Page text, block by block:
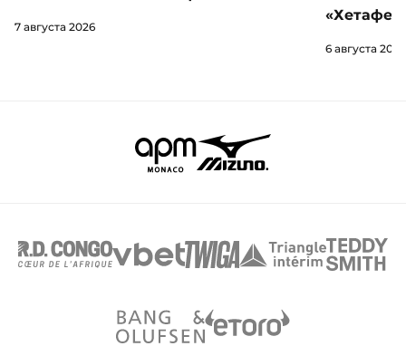
7 августа 2026
«Хетафе»
6 августа 2026